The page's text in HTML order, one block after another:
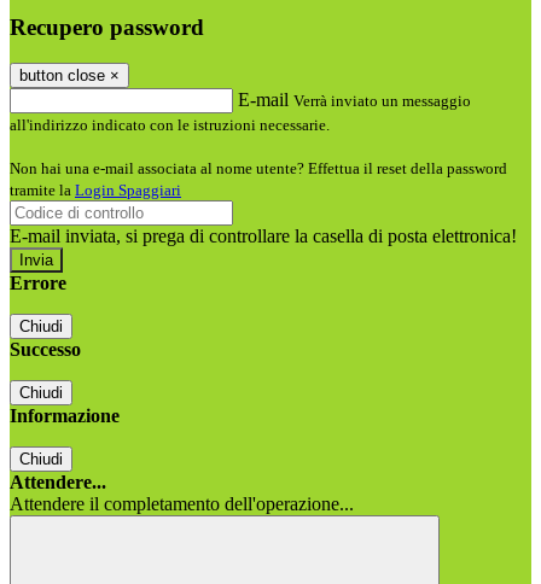
Recupero password
button close ×
E-mail Verrà inviato un messaggio
all'indirizzo indicato con le istruzioni necessarie.
Non hai una e-mail associata al nome utente? Effettua il reset della password
tramite la Login Spaggiari
E-mail inviata, si prega di controllare la casella di posta elettronica!
Errore
Chiudi
Successo
Chiudi
Informazione
Chiudi
Attendere...
Attendere il completamento dell'operazione...